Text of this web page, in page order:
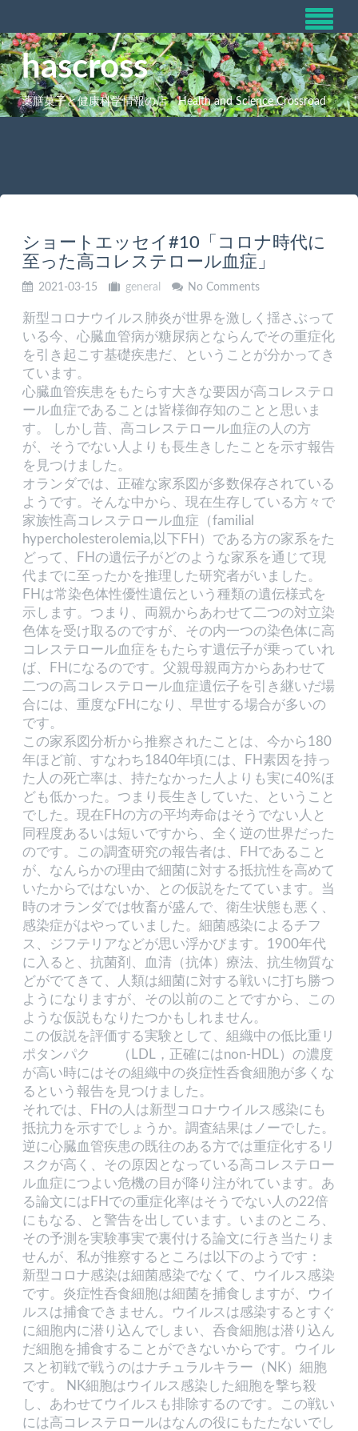
hascross
薬膳菓子と健康科学情報の店 Health and Science Crossroad
ショートエッセイ#10「コロナ時代に
至った高コレステロール血症」
2021-03-15 general No Comments
新型コロナウイルス肺炎が世界を激しく揺さぶって
いる今、心臓血管病が糖尿病とならんでその重症化
を引き起こす基礎疾患だ、ということが分かってき
ています。
心臓血管疾患をもたらす大きな要因が高コレステロ
ール血症であることは皆様御存知のことと思いま
す。 しかし昔、高コレステロール血症の人の方
が、そうでない人よりも長生きしたことを示す報告
を見つけました。
オランダでは、正確な家系図が多数保存されている
ようです。そんな中から、現在生存している方々で
家族性高コレステロール血症（familial
hypercholesterolemia,以下FH）である方の家系をた
どって、FHの遺伝子がどのような家系を通じて現
代までに至ったかを推理した研究者がいました。
FHは常染色体性優性遺伝という種類の遺伝様式を
示します。つまり、両親からあわせて二つの対立染
色体を受け取るのですが、その内一つの染色体に高
コレステロール血症をもたらす遺伝子が乗っていれ
ば、FHになるのです。父親母親両方からあわせて
二つの高コレステロール血症遺伝子を引き継いだ場
合には、重度なFHになり、早世する場合が多いの
です。
この家系図分析から推察されたことは、今から180
年ほど前、すなわち1840年頃には、FH素因を持っ
た人の死亡率は、持たなかった人よりも実に40%ほ
ども低かった。つまり長生きしていた、ということ
でした。現在FHの方の平均寿命はそうでない人と
同程度あるいは短いですから、全く逆の世界だった
のです。この調査研究の報告者は、FHであること
が、なんらかの理由で細菌に対する抵抗性を高めて
いたからではないか、との仮説をたてています。当
時のオランダでは牧畜が盛んで、衛生状態も悪く、
感染症がはやっていました。細菌感染によるチフ
ス、ジフテリアなどが思い浮かびます。1900年代
に入ると、抗菌剤、血清（抗体）療法、抗生物質な
どがでてきて、人類は細菌に対する戦いに打ち勝つ
ようになりますが、その以前のことですから、この
ような仮説もなりたつかもしれません。
この仮説を評価する実験として、組織中の低比重リ
ポタンパク （LDL，正確にはnon-HDL）の濃度
が高い時にはその組織中の炎症性呑食細胞が多くな
るという報告を見つけました。
それでは、FHの人は新型コロナウイルス感染にも
抵抗力を示すでしょうか。調査結果はノーでした。
逆に心臓血管疾患の既往のある方では重症化するリ
スクが高く、その原因となっている高コレステロー
ル血症につよい危機の目が降り注がれています。あ
る論文にはFHでの重症化率はそうでない人の22倍
にもなる、と警告を出しています。いまのところ、
その予測を実験事実で裏付ける論文に行き当たりま
せんが、私が推察するところは以下のようです：
新型コロナ感染は細菌感染でなくて、ウイルス感染
です。炎症性呑食細胞は細菌を捕食しますが、ウイ
ルスは捕食できません。ウイルスは感染するとすぐ
に細胞内に潜り込んでしまい、呑食細胞は潜り込ん
だ細胞を捕食することができないからです。ウイル
スと初戦で戦うのはナチュラルキラー（NK）細胞
です。 NK細胞はウイルス感染した細胞を撃ち殺
し、あわせてウイルスも排除するのです。この戦い
には高コレステロールはなんの役にもたたないでし